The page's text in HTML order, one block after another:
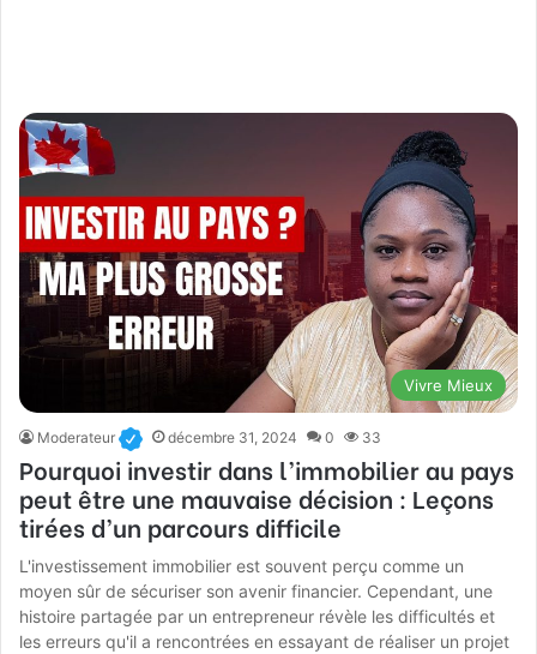
Vivre Mieux
Moderateur décembre 31, 2024 0 33
Pourquoi investir dans l’immobilier au pays
peut être une mauvaise décision : Leçons
tirées d’un parcours difficile
L'investissement immobilier est souvent perçu comme un
moyen sûr de sécuriser son avenir financier. Cependant, une
histoire partagée par un entrepreneur révèle les difficultés et
les erreurs qu'il a rencontrées en essayant de réaliser un projet